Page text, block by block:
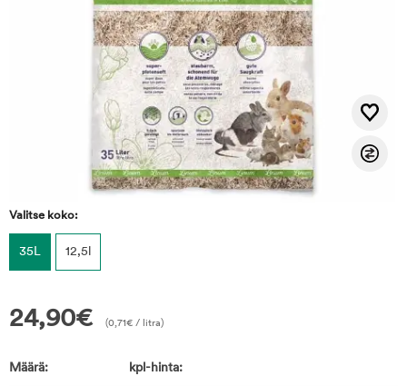
Valitse koko:
35L 12,5l
24,90€ (0,71€ / litra)
Määrä: kpl-hinta: